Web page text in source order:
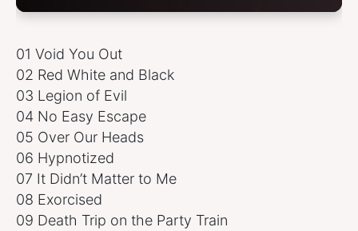
01 Void You Out
02 Red White and Black
03 Legion of Evil
04 No Easy Escape
05 Over Our Heads
06 Hypnotized
07 It Didn’t Matter to Me
08 Exorcised
09 Death Trip on the Party Train